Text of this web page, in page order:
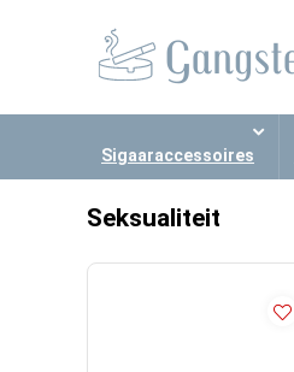
Sigaaraccessoires
Seksualiteit